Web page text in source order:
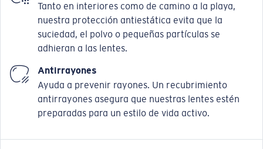
Tanto en interiores como de camino a la playa,
nuestra protección antiestática evita que la
suciedad, el polvo o pequeñas partículas se
adhieran a las lentes.
Antirrayones
Ayuda a prevenir rayones. Un recubrimiento
antirrayones asegura que nuestras lentes estén
preparadas para un estilo de vida activo.